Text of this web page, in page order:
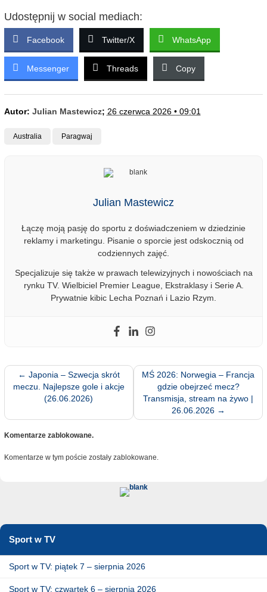
Udostępnij w social mediach:
Facebook Twitter/X WhatsApp
Messenger Threads Copy
Autor: Julian Mastewicz; 26 czerwca 2026 • 09:01
Australia Paragwaj
Julian Mastewicz
Łączę moją pasję do sportu z doświadczeniem w dziedzinie
reklamy i marketingu. Pisanie o sporcie jest odskocznią od
codziennych zajęć.
Specjalizuje się także w prawach telewizyjnych i nowościach na
rynku TV. Wielbiciel Premier League, Ekstraklasy i Serie A.
Prywatnie kibic Lecha Poznań i Lazio Rzym.
← Japonia – Szwecja skrót
meczu. Najlepsze gole i akcje
(26.06.2026)
MŚ 2026: Norwegia – Francja
gdzie obejrzeć mecz?
Transmisja, stream na żywo |
26.06.2026 →
Komentarze zablokowane.
Komentarze w tym poście zostały zablokowane.
Sport w TV
Sport w TV: piątek 7 – sierpnia 2026
Sport w TV: czwartek 6 – sierpnia 2026